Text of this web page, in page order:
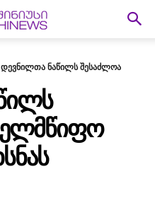
დევნილთა ნაწილს შესაძლოა